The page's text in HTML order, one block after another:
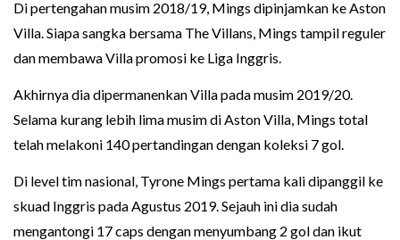
Di pertengahan musim 2018/19, Mings dipinjamkan ke Aston
Villa. Siapa sangka bersama The Villans, Mings tampil reguler
dan membawa Villa promosi ke Liga Inggris.
Akhirnya dia dipermanenkan Villa pada musim 2019/20.
Selama kurang lebih lima musim di Aston Villa, Mings total
telah melakoni 140 pertandingan dengan koleksi 7 gol.
Di level tim nasional, Tyrone Mings pertama kali dipanggil ke
skuad Inggris pada Agustus 2019. Sejauh ini dia sudah
mengantongi 17 caps dengan menyumbang 2 gol dan ikut